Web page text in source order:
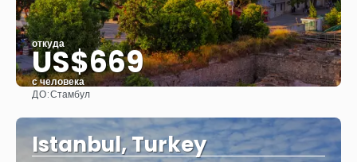
откуда
US$669
с человека
ДО:Стамбул
Istanbul, Turkey